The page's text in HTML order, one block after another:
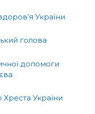
України
голова
допомоги
України